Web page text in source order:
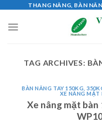
content
THANG NÂNG, BÀN
TAG ARCHIVES:
BÀN NÂNG TAY 150KG,
XE NÂNG MẶT
Xe nâng mặt bàn